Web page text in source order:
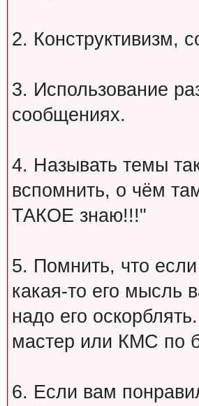
2. Конструктивизм,
3. Использование
сообщениях.
4. Называть темы
вспомнить, о чём
ТАКОЕ знаю!!!"
5. Помнить, что
какая-то его мысль
надо его
мастер или КМС по
6. Если вам